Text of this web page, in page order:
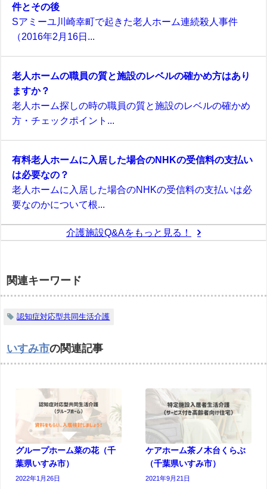
件とその後
Sアミーユ川崎幸町で起きた老人ホーム連続殺人事件
（2016年2月16日...
老人ホームの職員の質と施設のレベルの確かめ方はあり
ますか？
老人ホーム探しの時の職員の質と施設のレベルの確かめ
方・チェックポイント...
有料老人ホームに入居した場合のNHKの受信料の支払い
は必要なの？
老人ホームに入居した場合のNHKの受信料の支払いは必
要なのかについて根...
介護施設Q&Aをもっと見る！
関連キーワード
認知症対応型共同生活介護
いすみ市の関連記事
グループホーム菜の花（千
葉県いすみ市）
2022年1月26日
ケアホーム茶ノ木台くらぶ
（千葉県いすみ市）
2021年9月21日